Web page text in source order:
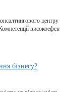
бізнесу?